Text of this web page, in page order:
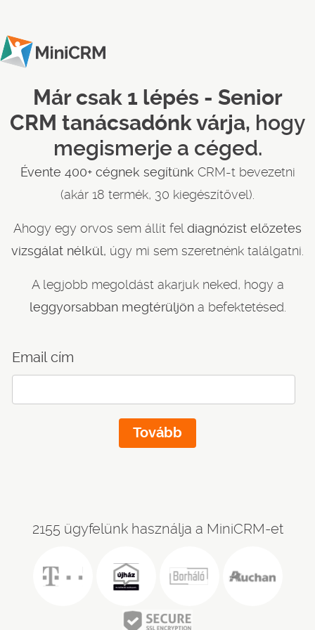
Már csak 1 lépés - Senior
CRM tanácsadónk várja, hogy
megismerje a céged.
Évente 400+ cégnek segítünk CRM-t bevezetni
(akár 18 termék, 30 kiegészítővel).
Ahogy egy orvos sem állít fel diagnózist előzetes
vizsgálat nélkül, úgy mi sem szeretnénk találgatni.
A legjobb megoldást akarjuk neked, hogy a
leggyorsabban megtérüljöna befektetésed.
Email cím
2155 ügyfelünk használja a MiniCRM-et